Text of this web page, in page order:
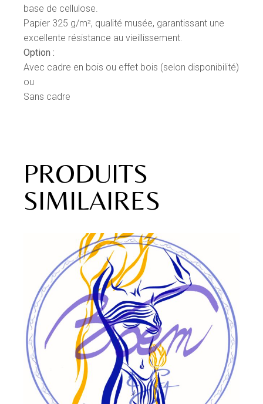
base de cellulose.
Papier 325 g/m², qualité musée, garantissant une
excellente résistance au vieillissement.
Option :
Avec cadre en bois ou effet bois (selon disponibilité)
ou
Sans cadre
PRODUITS
SIMILAIRES